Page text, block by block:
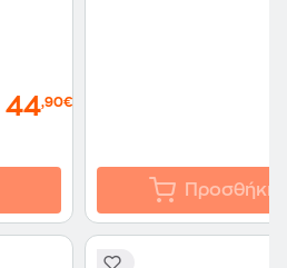
44,90€
Προσθήκη